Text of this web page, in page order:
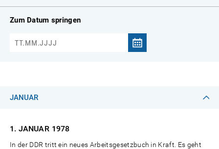
Zum Datum springen
JANUAR
1. JANUAR 1978
In der DDR tritt ein neues Arbeitsgesetzbuch in Kraft. Es geht